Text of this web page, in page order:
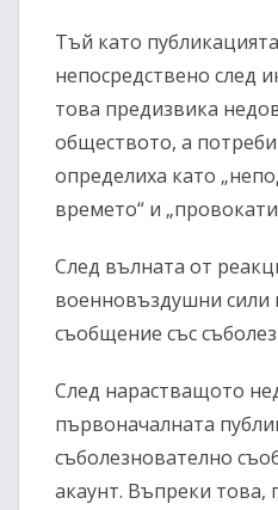
Тъй като
непосредствено след
това предизвика
обществото, а
определиха като
времето“ и
След вълната от
военновъздушни сили
съобщение със
След нарастващото
първоначалната
съболезнователно
акаунт. Въпреки това,